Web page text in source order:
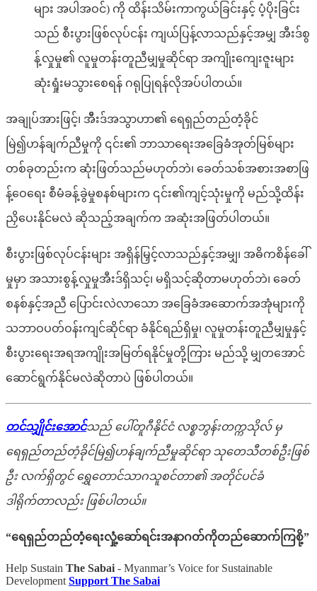
များ အပါအဝင်) ကို ထိန်းသိမ်းကာကွယ်ခြင်းနှင့် ပံ့ပိုးခြင်း
သည် စီးပွားဖြစ်လုပ်ငန်း ကျယ်ပြန့်လာသည်နှင့်အမျှ အီးဒ်စွ
န့်လှုမှု၏ လူမှုတန်းတူညီမျှမှုဆိုင်ရာ အကျိုးကျေးဇူးများ
ဆုံးရှုံးမသွားစေရန် ဂရုပြုရန်လိုအပ်ပါတယ်။
အချုပ်အားဖြင့်၊ အိီးဒ်အသွာဟာ၏ ရေရှည်တည်တံ့ခိုင်
မြဲ၍ဟန်ချက်ညီမှုကို ၎င်း၏ ဘာသာရေးအခြေခံအုတ်မြစ်များ
တစ်ခုတည်းက ဆုံးဖြတ်သည်မဟုတ်ဘဲ၊ ခေတ်သစ်အစားအစာဖြ
န့်ဝေရေး စီမံခန့်ခွဲမှုစနစ်များက ၎င်း၏ကျင့်သုံးမှုကို မည်သို့ထိန်း
ညှိပေးနိုင်မလဲ ဆိုသည့်အချက်က အဆုံးအဖြတ်ပါတယ်။
စီးပွားဖြစ်လုပ်ငန်းများ အရှိန်မြှင့်လာသည်နှင့်အမျှ၊ အဓိကစိန်ခေါ်
မှုမှာ အသားစွန့်လှုမှုအီးဒ်ရှိသင့်၊ မရှိသင့်ဆိုတာမဟုတ်ဘဲ၊ ခေတ်
စနစ်နှင့်အညီ ပြောင်းလဲလာသော အခြေခံအဆောက်အအုံများကို
သဘာဝပတ်ဝန်းကျင်ဆိုင်ရာ ခံနိုင်ရည်ရှိမှု၊ လူမှုတန်းတူညီမျှမှုနှင့်
စီးပွားရေးအရအကျိုးအမြတ်ရနိုင်မှုတို့ကြား မည်သို့ မျှတအောင်
ဆောင်ရွက်နိုင်မလဲဆိုတာပဲ ဖြစ်ပါတယ်။
တင်သျှိုင်းအောင်သည် ပေါ်တူဂီနိုင်ငံ လစ္စဘွန်းတက္ကသိုလ် မှ
ရေရှည်တည်တံ့ခိုင်မြဲ၍ဟန်ချက်ညီမှုဆိုင်ရာ သုတေသီတစ်ဦးဖြစ်
ဦး လက်ရှိတွင် ရွှေတောင်သာဂသူစင်တာ၏ အတိုင်ပင်ခံ
ဒါရိုက်တာလည်း ဖြစ်ပါတယ်။
“ရေရှည်တည်တံ့ရေးလှုံ့ဆော်ရင်းအနာဂတ်ကိုတည်ဆောက်ကြစို့”
Help Sustain The Sabai - Myanmar’s Voice for Sustainable
Development Support The Sabai